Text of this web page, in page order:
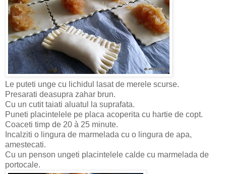
Le puteti unge cu lichidul lasat de merele scurse.
Presarati deasupra zahar brun.
Cu un cutit taiati aluatul la suprafata.
Puneti placintelele pe placa acoperita cu hartie de copt.
Coaceti timp de 20 à 25 minute.
Incalziti o lingura de marmelada cu o lingura de apa,
amestecati.
Cu un penson ungeti placintelele calde cu marmelada de
portocale.